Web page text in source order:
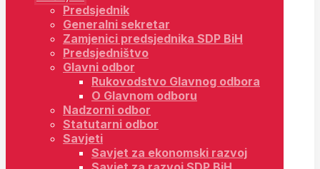
Predsjednik
Generalni sekretar
Zamjenici predsjednika SDP BiH
Predsjedništvo
Glavni odbor
Rukovodstvo Glavnog odbora
O Glavnom odboru
Nadzorni odbor
Statutarni odbor
Savjeti
Savjet za ekonomski razvoj